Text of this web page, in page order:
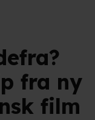
fra ny
film